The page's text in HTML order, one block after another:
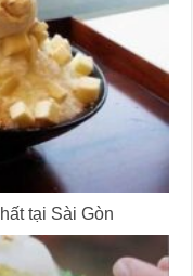
tại Sài Gòn